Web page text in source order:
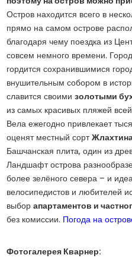
Остров находится всего в
прямо на самом острове
благодаря чему поездка из
совсем немного времени.
гордится сохранившимися
внушительным собором в
славится своими золотыми
из самых красивых пляжей
Вела ежегодно привлекает
оценят местный сорт
Башчанская плита, один из
Ландшафт острова
более зелёного севера – и
велосипедистов и любителей
выбор апартаментов и
без комиссии. Погода на
Фотогалерея Кварнер: